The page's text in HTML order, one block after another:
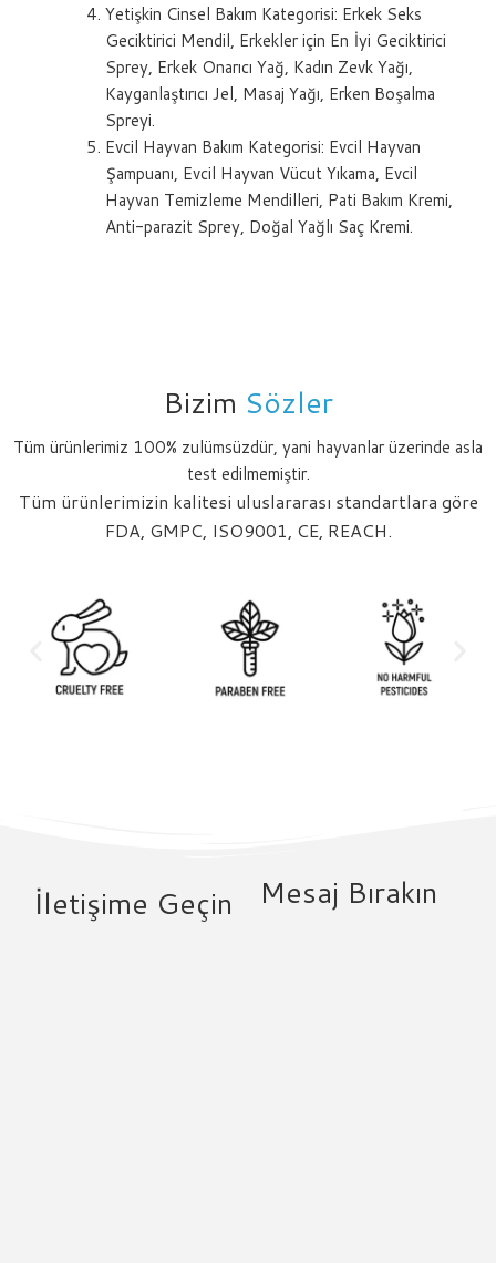
Yetişkin Cinsel Bakım Kategorisi: Erkek Seks
Geciktirici Mendil, Erkekler için En İyi Geciktirici
Sprey, Erkek Onarıcı Yağ, Kadın Zevk Yağı,
Kayganlaştırıcı Jel, Masaj Yağı, Erken Boşalma
Spreyi.
Evcil Hayvan Bakım Kategorisi: Evcil Hayvan
Şampuanı, Evcil Hayvan Vücut Yıkama, Evcil
Hayvan Temizleme Mendilleri, Pati Bakım Kremi,
Anti-parazit Sprey, Doğal Yağlı Saç Kremi.
Bizim Sözler
Tüm ürünlerimiz 100% zulümsüzdür, yani hayvanlar üzerinde asla
test edilmemiştir.
Tüm ürünlerimizin kalitesi uluslararası standartlara göre
FDA, GMPC, ISO9001, CE, REACH.
İletişime Geçin Mesaj Bırakın